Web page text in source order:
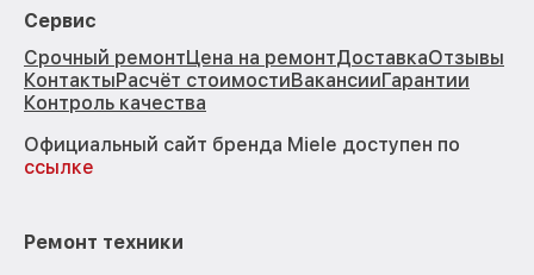
Сервис
Срочный ремонтЦена на ремонтДоставкаОтзывы
КонтактыРасчёт стоимостиВакансииГарантии
Контроль качества
Официальный сайт бренда Miele доступен по
ссылке
Ремонт техники